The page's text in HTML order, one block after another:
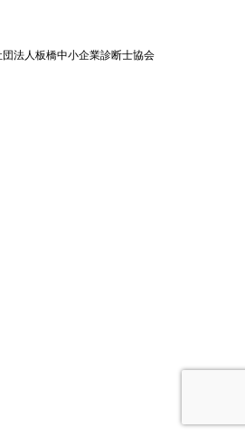
法人板橋中小企業診断士協会